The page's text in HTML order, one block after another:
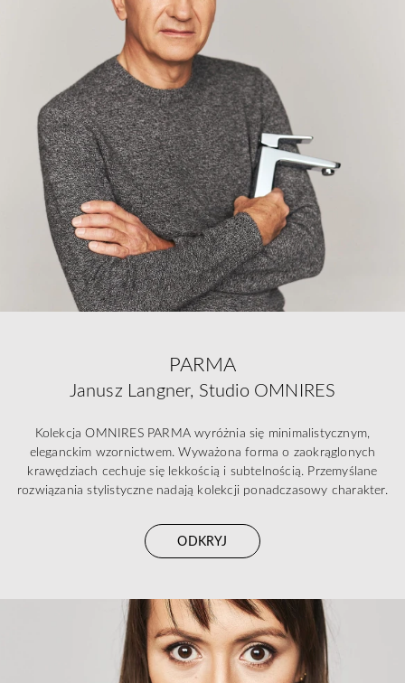
PARMA
Janusz Langner, Studio OMNIRES
Kolekcja OMNIRES PARMA wyróżnia się minimalistycznym,
eleganckim wzornictwem. Wyważona forma o zaokrąglonych
krawędziach cechuje się lekkością i subtelnością. Przemyślane
rozwiązania stylistyczne nadają kolekcji ponadczasowy charakter.
ODKRYJ